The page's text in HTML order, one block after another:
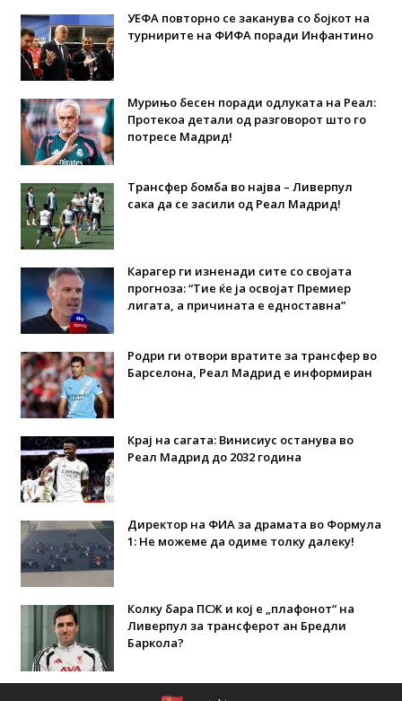
УЕФА повторно се заканува со бојкот на
турнирите на ФИФА поради Инфантино
Мурињо бесен поради одлуката на Реал:
Протекоа детали од разговорот што го
потресе Мадрид!
Трансфер бомба во најва – Ливерпул
сака да се засили од Реал Мадрид!
Карагер ги изненади сите со својата
прогноза: “Тие ќе ја освојат Премиер
лигата, а причината е едноставна”
Родри ги отвори вратите за трансфер во
Барселона, Реал Мадрид е информиран
Крај на сагата: Винисиус останува во
Реал Мадрид до 2032 година
Директор на ФИА за драмата во Формула
1: Не можеме да одиме толку далеку!
Колку бара ПСЖ и кој е „плафонот“ на
Ливерпул за трансферот ан Бредли
Баркола?